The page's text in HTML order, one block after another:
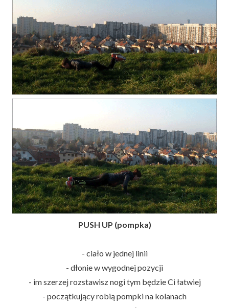
PUSH UP (pompka)
- ciało w jednej linii
- dłonie w wygodnej pozycji
- im szerzej rozstawisz nogi tym będzie Ci łatwiej
- początkujący robią pompki na kolanach